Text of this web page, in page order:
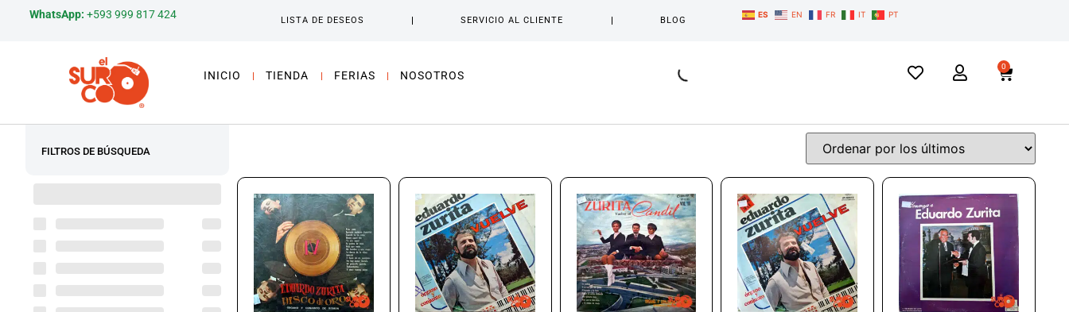
WhatsApp: +593 999 817 424 LISTA DE DESEOS SERVICIO AL CLIENTE BLOG
ES EN FR IT PT
INICIO TIENDA FERIAS NOSOTROS
0
FILTROS DE BÚSQUEDA